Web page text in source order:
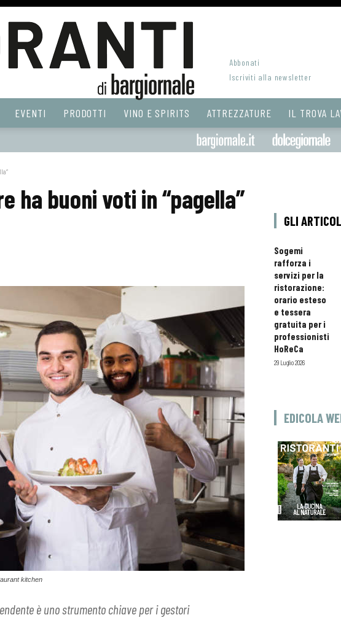
Abbonati
Iscriviti alla newsletter
EVENTI PRODOTTI VINO E SPIRITS ATTREZZATURE IL TROVA
Bargiornale
ha buoni voti in “pagella”
kitchen
è uno strumento chiave per i gestori
GLI
Sogemi
rafforza i
servizi per la
ristorazione:
orario esteso
e tessera
gratuita per i
professionisti
HoReCa
29 Luglio 2026
EDICOLA